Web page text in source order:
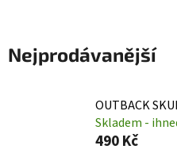
Nejprodávanější
OUTBACK
Skladem -
490 Kč